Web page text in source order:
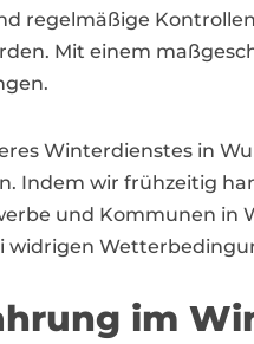
regelmäßige
Mit einem
Winterdienstes in
Indem wir frühzeitig
und Kommunen
widrigen
im